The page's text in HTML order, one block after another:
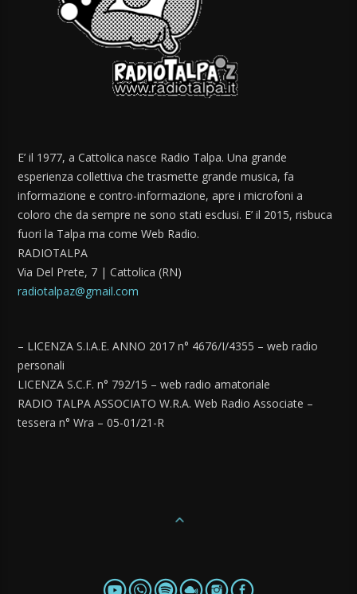
E’ il 1977, a Cattolica nasce Radio Talpa. Una grande
esperienza collettiva che trasmette grande musica, fa
informazione e contro-informazione, apre i microfoni a
coloro che da sempre ne sono stati esclusi. E’ il 2015, risbuca
fuori la Talpa ma come Web Radio.
RADIOTALPA
Via Del Prete, 7 | Cattolica (RN)
radiotalpaz@gmail.com
– LICENZA S.I.A.E. ANNO 2017 n° 4676/I/4355 – web radio
personali
LICENZA S.C.F. n° 792/15 – web radio amatoriale
RADIO TALPA ASSOCIATO W.R.A. Web Radio Associate –
tessera n° Wra – 05-01/21-R